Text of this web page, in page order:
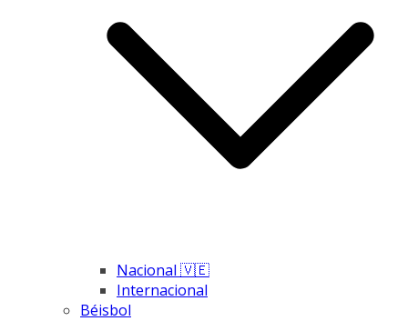
Nacional 🇻🇪
Internacional
Béisbol